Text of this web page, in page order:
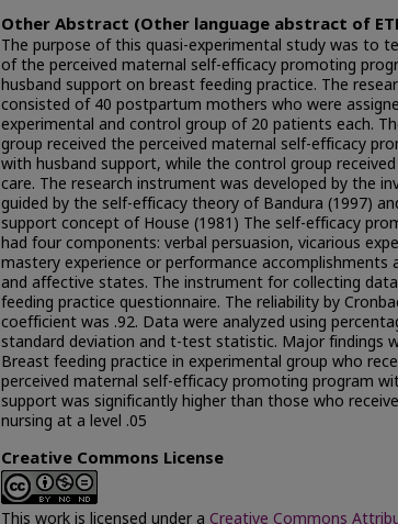
Other Abstract (Other language abstract of
The purpose of this quasi-experimental study was to
of the perceived maternal self-efficacy promoting
husband support on breast feeding practice. The
consisted of 40 postpartum mothers who were
experimental and control group of 20 patients each.
group received the perceived maternal self-efficacy
with husband support, while the control group
care. The research instrument was developed by the
guided by the self-efficacy theory of Bandura (1997)
support concept of House (1981) The self-efficacy
had four components: verbal persuasion, vicarious
mastery experience or performance accomplishments
and affective states. The instrument for collecting
feeding practice questionnaire. The reliability by
coefficient was .92. Data were analyzed using
standard deviation and t-test statistic. Major findings
Breast feeding practice in experimental group who
perceived maternal self-efficacy promoting program
support was significantly higher than those who
nursing at a level .05
Creative Commons License
This work is licensed under a Creative Commons